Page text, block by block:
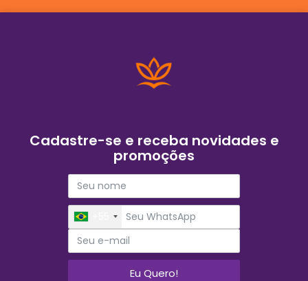
Cadastre-se e receba novidades e
promoções
Eu Quero!